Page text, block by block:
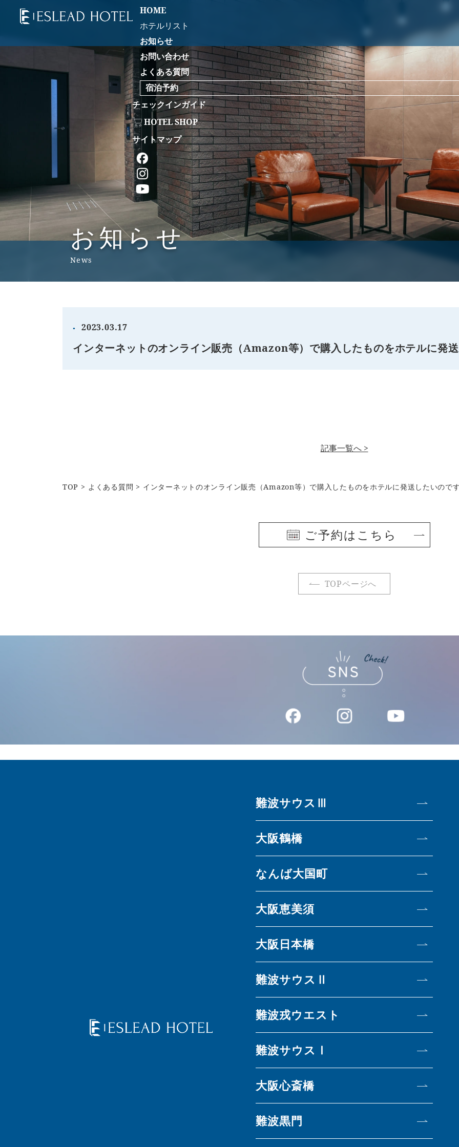
HOME
ホテルリスト
お知らせ
お問い合わせ
よくある質問
宿泊予約
チェックインガイド
HOTEL SHOP
サイトマップ
お知らせ
News
2023.03.17
インターネットのオンライン販売（Amazon等）で購入したものをホテルに発
記事一覧へ >
TOP よくある質問 インターネットのオンライン販売（Amazon等）で購入したものをホテルに発送したいので
ご予約はこちら
TOPページへ
難波サウスⅢ
大阪鶴橋
なんば大国町
大阪恵美須
大阪日本橋
難波サウスⅡ
難波戎ウエスト
難波サウスⅠ
大阪心斎橋
難波黒門